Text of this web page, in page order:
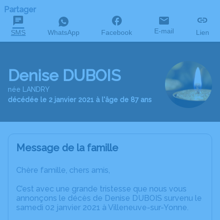
Partager
SMS WhatsApp Facebook E-mail Lien
Denise DUBOIS
née LANDRY
décédée le 2 janvier 2021 à l'âge de 87 ans
Message de la famille
Chère famille, chers amis,
C’est avec une grande tristesse que nous vous
annonçons le décès de Denise DUBOIS survenu le
samedi 02 janvier 2021 à Villeneuve-sur-Yonne.